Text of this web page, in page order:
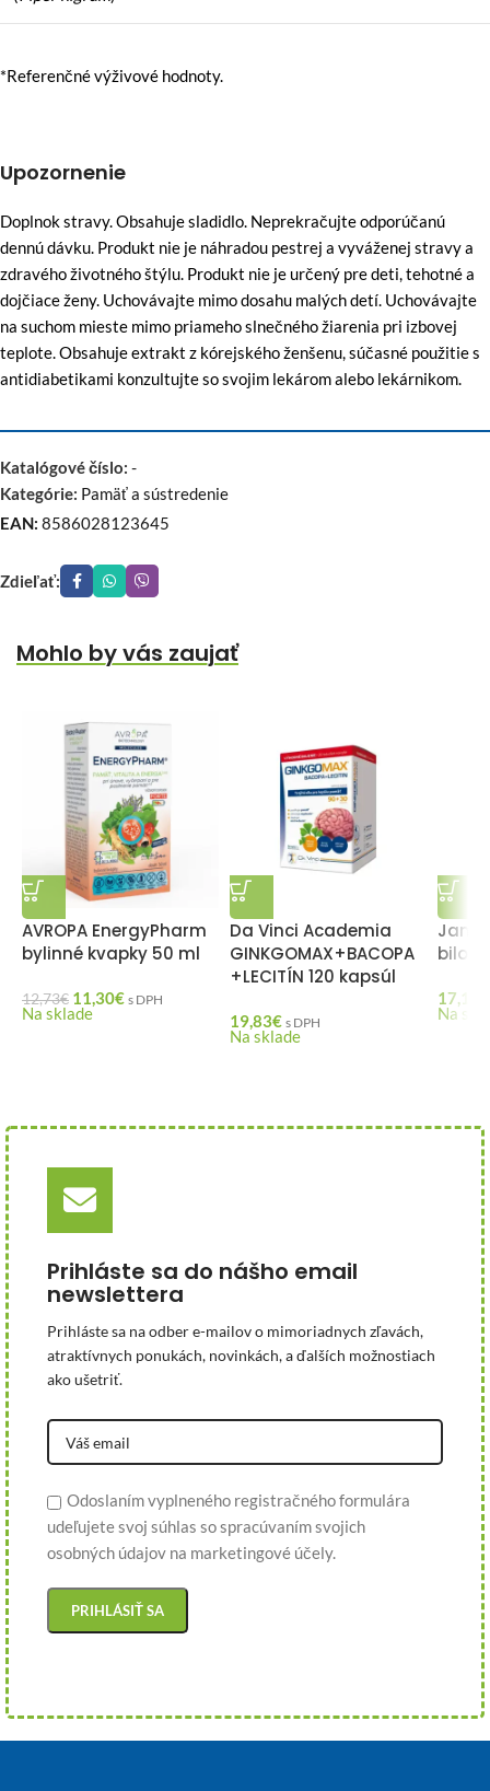
*Referenčné výživové hodnoty.
Upozornenie
Doplnok stravy. Obsahuje sladidlo. Neprekračujte odporúčanú
dennú dávku. Produkt nie je náhradou pestrej a vyváženej stravy a
zdravého životného štýlu. Produkt nie je určený pre deti, tehotné a
dojčiace ženy. Uchovávajte mimo dosahu malých detí. Uchovávajte
na suchom mieste mimo priameho slnečného žiarenia pri izbovej
teplote. Obsahuje extrakt z kórejského ženšenu, súčasné použitie s
antidiabetikami konzultujte so svojim lekárom alebo lekárnikom.
Katalógové číslo: -
Kategórie: Pamäť a sústredenie
EAN: 8586028123645
Zdieľať:
Mohlo by vás zaujať
AVROPA EnergyPharm
bylinné kvapky 50 ml
12,73€ 11,30€ s DPH
Na sklade
Da Vinci Academia
GINKGOMAX+BACOPA
+LECITÍN 120 kapsúl
19,83€ s DPH
Na sklade
17,13
Na
Prihláste sa do nášho email
newslettera
Prihláste sa na odber e-mailov o mimoriadnych zľavách,
atraktívnych ponukách, novinkách, a ďalších možnostiach
ako ušetriť.
Odoslaním vyplneného registračného formulára
udeľujete svoj súhlas so spracúvaním svojich
osobných údajov na marketingové účely.